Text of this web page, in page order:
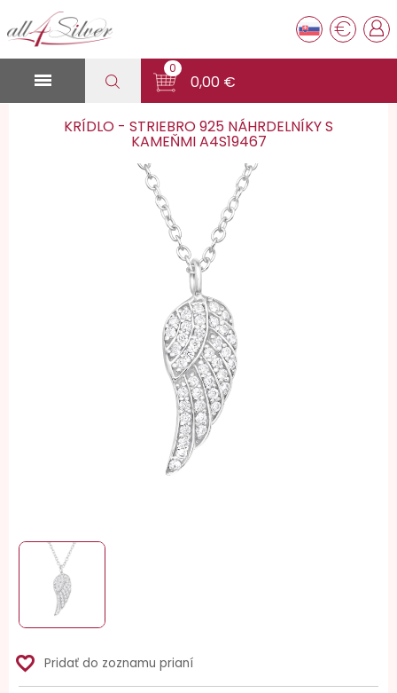
€

0
0,00 €
KRÍDLO - STRIEBRO 925 NÁHRDELNÍKY S
KAMEŇMI A4S19467
favorite_border Pridať do zoznamu prianí